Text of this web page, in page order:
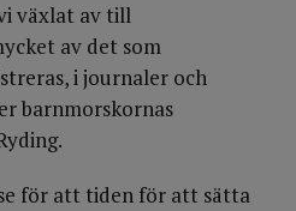
växlat av till
av det som
i journaler och
barnmorskornas
för att tiden för att sätta